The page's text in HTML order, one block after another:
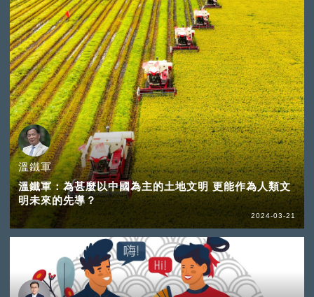
溫鐵軍
溫鐵軍：為甚麼以中國為主的土地文明 更能作為人類文
明未來的先導？
2024-03-21